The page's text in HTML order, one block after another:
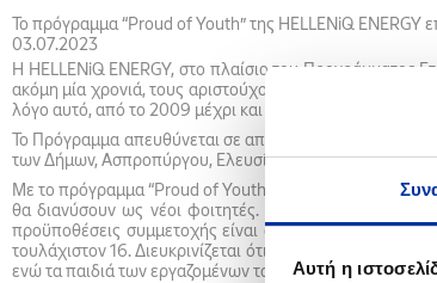
Αυτή η
Το πρόγραμμα “Proud of Youth” της HELLENiQ
03.07.2023
H HELLENiQ ENERGY, στο πλαίσιο του Προγράμματος
ακόμη μία χρονιά, τους αριστούχους απόφοιτους
λόγο αυτό, από το 2009 μέχρι και σήμερα έχει
Το Πρόγραμμα απευθύνεται σε αποφοίτους Γενικών
των Δήμων, Ασπροπύργου, Ελευσίνας, Μάνδρας-
Με το πρόγραμμα “Proud of Youth”, η HELLENiQ
θα διανύσουν ως νέοι φοιτητές. Στο πλαίσιο αυτό,
προϋποθέσεις συμμετοχής είναι οι υποψήφιοι να
τουλάχιστον 16. Διευκρινίζεται ότι, στην επιλογή
ενώ τα παιδιά των εργαζομένων του Ομίλου δεν έχουν